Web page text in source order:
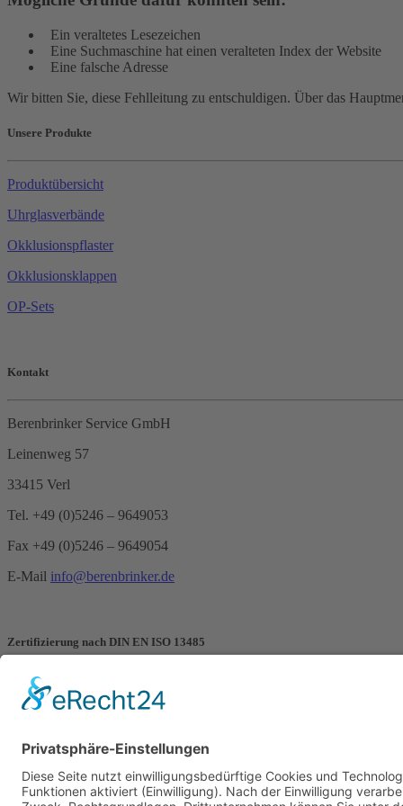
Ein veraltetes Lesezeichen
Eine Suchmaschine hat einen veralteten Index der Website
Eine falsche Adresse
Wir bitten Sie, diese Fehlleitung zu entschuldigen. Über das
Unsere Produkte
Produktübersicht
Uhrglasverbände
Okklusionspflaster
Okklusionsklappen
OP-Sets
Kontakt
Berenbrinker Service GmbH
Leinenweg 57
33415 Verl
Tel. +49 (0)5246 – 9649053
Fax +49 (0)5246 – 9649054
E-Mail info@berenbrinker.de
Zertifizierung nach DIN EN ISO 13485
Wir wurden nach der Managementnorm DIN EN ISO 13485